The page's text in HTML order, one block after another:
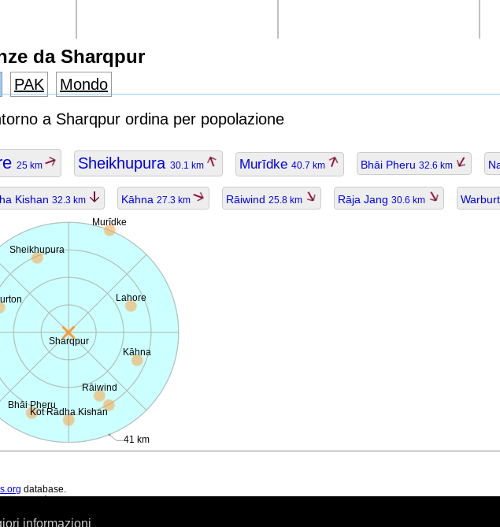
informazioni
da Sharqpur
PAK
Mondo
a Sharqpur ordina per popolazione
25 km Sheikhupura 30.1 km Murīdke 40.7 km Bhāi Pheru 32.6 km
Kishan 32.3 km Kāhna 27.3 km Rāiwind 25.8 km Rāja Jang 30.6 km
Sharqpur
41 km
Lahore
Sheikhupura
Murīdke
Bhāi Pheru
Kot Rādha Kishan
Kāhna
Rāiwind
database.